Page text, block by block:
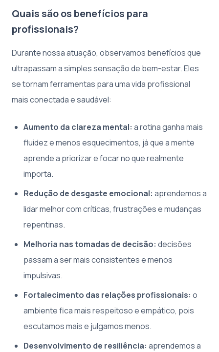
Quais são os benefícios para
profissionais?
Durante nossa atuação, observamos benefícios que
ultrapassam a simples sensação de bem-estar. Eles
se tornam ferramentas para uma vida profissional
mais conectada e saudável:
Aumento da clareza mental: a rotina ganha mais
fluidez e menos esquecimentos, já que a mente
aprende a priorizar e focar no que realmente
importa.
Redução de desgaste emocional: aprendemos a
lidar melhor com críticas, frustrações e mudanças
repentinas.
Melhoria nas tomadas de decisão: decisões
passam a ser mais consistentes e menos
impulsivas.
Fortalecimento das relações profissionais: o
ambiente fica mais respeitoso e empático, pois
escutamos mais e julgamos menos.
Desenvolvimento de resiliência: aprendemos a